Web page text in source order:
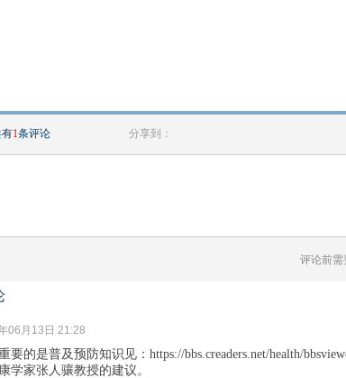
有1条评论 分享到：
评论前需
06月13日 21:28
要的是普及预防知识见：https://bbs.creaders.net/health/
学家张人骧教授的建议。